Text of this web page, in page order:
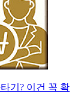
기? 이건 꼭 확